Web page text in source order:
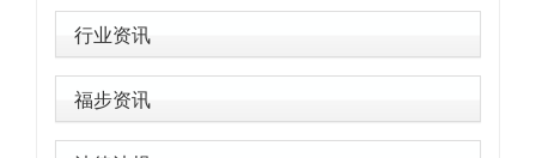
行业资讯
福步资讯